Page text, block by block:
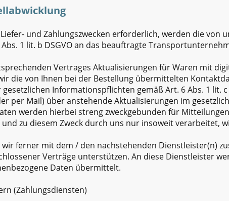
und Zahlungszwecken erforderlich, werden die von
1 lit. b DSGVO an das beauftragte
Vertrages Aktualisierungen für Waren mit
die von Ihnen bei der Bestellung übermittelten
Informationspflichten gemäß Art. 6 Abs. 1 lit. c
per Mail) über anstehende Aktualisierungen im
werden hierbei streng zweckgebunden für
zu diesem Zweck durch uns nur insoweit verarbeitet,
ferner mit dem / den nachstehenden Dienstleister(n)
Verträge unterstützen. An diese Dienstleister
Daten übermittelt.
(Zahlungsdiensten)